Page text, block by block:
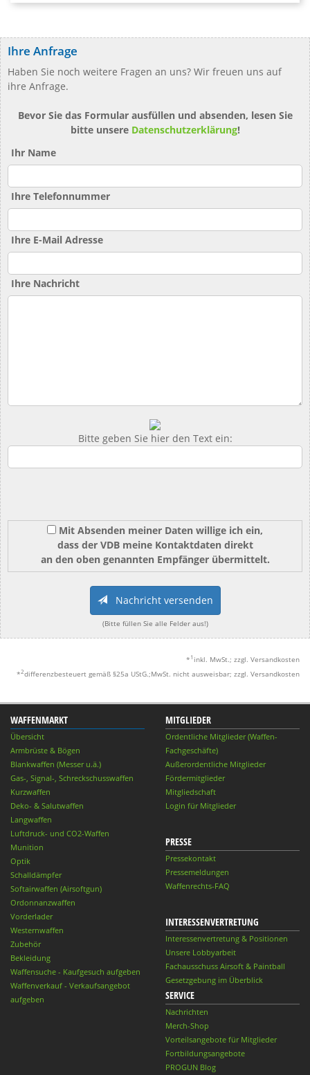
Ihre Anfrage
Haben Sie noch weitere Fragen an uns? Wir freuen uns auf
ihre Anfrage.
Bevor Sie das Formular ausfüllen und absenden, lesen Sie
bitte unsere Datenschutzerklärung!
Ihr Name
Ihre Telefonnummer
Ihre E-Mail Adresse
Ihre Nachricht
Bitte geben Sie hier den Text ein:
Mit Absenden meiner Daten willige ich ein,
dass der VDB meine Kontaktdaten direkt
an den oben genannten Empfänger übermittelt.
Nachricht versenden
(Bitte füllen Sie alle Felder aus!)
* 1 inkl. MwSt.; zzgl. Versandkosten
*2differenzbesteuert gemäß §25a UStG.;MwSt. nicht ausweisbar; zzgl. Versandkosten
WAFFENMARKT
Übersicht
Armbrüste & Bögen
Blankwaffen (Messer u.ä.)
Gas-, Signal-, Schreckschusswaffen
Kurzwaffen
Deko- & Salutwaffen
Langwaffen
Luftdruck- und CO2-Waffen
Munition
Optik
Schalldämpfer
Softairwaffen (Airsoftgun)
Ordonnanzwaffen
Vorderlader
Westernwaffen
Zubehör
Bekleidung
Waffensuche - Kaufgesuch aufgeben
Waffenverkauf - Verkaufsangebot
aufgeben
MITGLIEDER
Ordentliche Mitglieder (Waffen-
Fachgeschäfte)
Außerordentliche Mitglieder
Fördermitglieder
Mitgliedschaft
Login für Mitglieder
PRESSE
Pressekontakt
Pressemeldungen
Waffenrechts-FAQ
INTERESSENVERTRETUNG
Interessenvertretung & Positionen
Unsere Lobbyarbeit
Fachausschuss Airsoft & Paintball
Gesetzgebung im Überblick
SERVICE
Nachrichten
Merch-Shop
Vorteilsangebote für Mitglieder
Fortbildungsangebote
PROGUN Blog